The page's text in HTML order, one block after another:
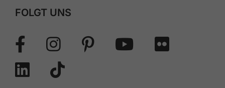
FOLGT UNS